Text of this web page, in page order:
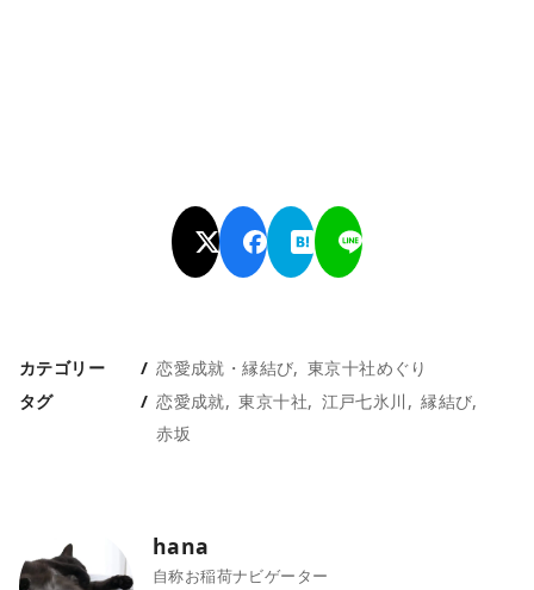
カテゴリー 恋愛成就・縁結び
東京十社めぐり
タグ
恋愛成就 東京十社 江戸七氷川
縁結び
赤坂
hana
自称お稲荷ナビゲーター